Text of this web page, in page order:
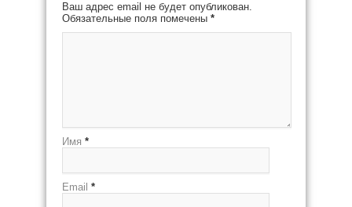
Ваш адрес email не будет опубликован.
Обязательные поля помечены *
Имя *
Email *